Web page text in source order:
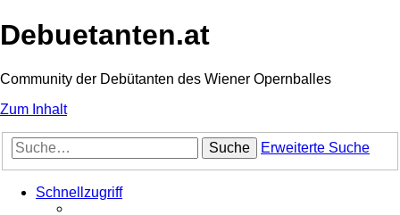
Debuetanten.at
Community der Debütanten des Wiener Opernballes
Zum Inhalt
Suche Erweiterte Suche
Schnellzugriff